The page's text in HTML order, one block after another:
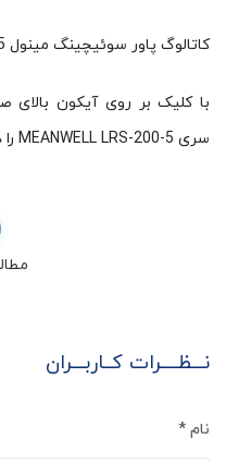
کاتالوگ پاور سوئیچینگ مینول LRS-200-5
با کلیک بر روی آیکون بالای
سری MEANWELL LRS-200-5 را دریافت نمایید.
نـــظــــرات کــاربـــران
نام *